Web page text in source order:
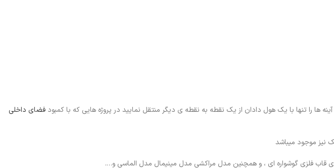
ها را تنها با یک هول دادان از یک نقطه به نقطه ی دیگر منتقل نمایید در پروژه هایی که با کمبود فضای داخلی
نیز موجود میباشد
قاب فلزی گوشواره ای ، و همچنین مدل مراکشی مدل مینیمال مدل الماسی و….